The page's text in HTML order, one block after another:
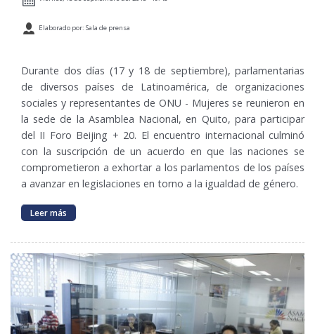
Elaborado por: Sala de prensa
Durante dos días (17 y 18 de septiembre), parlamentarias
de diversos países de Latinoamérica, de organizaciones
sociales y representantes de ONU - Mujeres se reunieron en
la sede de la Asamblea Nacional, en Quito, para participar
del II Foro Beijing + 20. El encuentro internacional culminó
con la suscripción de un acuerdo en que las naciones se
comprometieron a exhortar a los parlamentos de los países
a avanzar en legislaciones en torno a la igualdad de género.
Leer más